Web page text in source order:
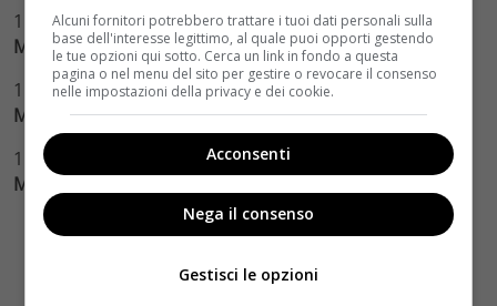
1 Oscar a“Zero Dark Thirty”
Miglior Montaggio Sonoro – a parimerito con “Skyfall”
1 Oscar a“Anna Karenina”
Migliori Costumi
1 Oscar a
Miglior Cortometraggio Animato
Alcuni fornitori potrebbero trattare i tuoi dati personali sulla
base dell'interesse legittimo, al quale puoi opporti gestendo
le tue opzioni qui sotto. Cerca un link in fondo a questa
pagina o nel menu del sito per gestire o revocare il consenso
nelle impostazioni della privacy e dei cookie.
Acconsenti
Nega il consenso
Gestisci le opzioni